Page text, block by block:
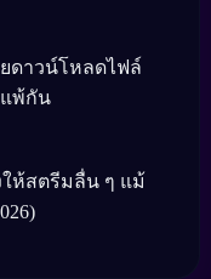
ดาวน์โหลดไฟล์
พ้กัน
ให้สตรีมลื่น ๆ แม้